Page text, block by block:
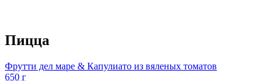
Пицца
Фрутти дел маре & Капулиато из вяленых томатов
650 г